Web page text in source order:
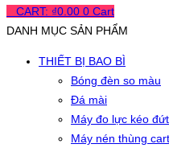
CART: ₫0.00 0 Cart
DANH MỤC SẢN PHẨM
THIẾT BỊ BAO BÌ
Bóng đèn so màu
Đá mài
Máy đo lực kéo đứt
Máy nén thùng